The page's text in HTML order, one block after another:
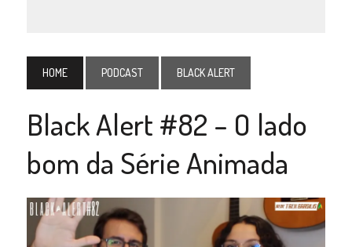
HOME PODCAST BLACK ALERT
Black Alert #82 – O lado
bom da Série Animada